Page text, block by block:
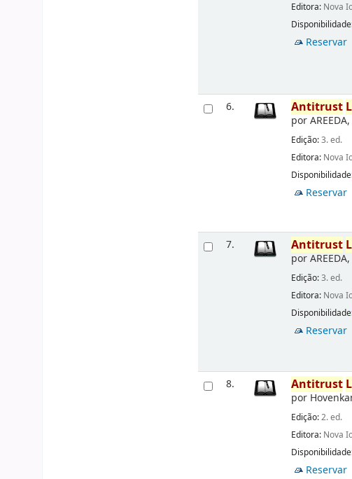
Editora: Nova
Reservar
6. Antitrust
por
Edição:3. ed.
Editora: Nova
Reservar
7. Antitrust
por
Edição:3. ed.
Editora: Nova
Reservar
8. Antitrust
por
Edição:2. ed.
Editora: Nova
Reservar